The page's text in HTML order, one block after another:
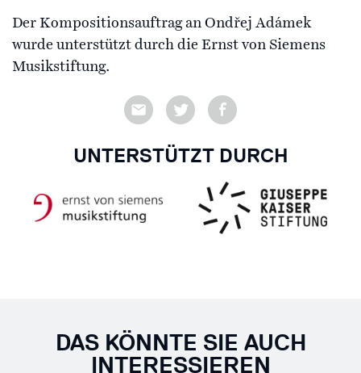
Der Kompositionsauftrag an Ondřej Adámek
wurde unterstützt durch die Ernst von Siemens
Musikstiftung.
UNTERSTÜTZT DURCH
DAS KÖNNTE SIE AUCH
INTERESSIEREN